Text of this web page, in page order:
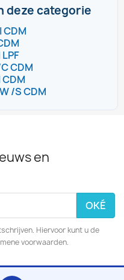
deze categorie
CDM
CDM
CDM
/S CDM
en
Hiervoor kunt u de
voorwaarden.